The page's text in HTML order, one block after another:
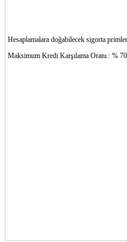
Hesaplamalara doğabilecek sigorta
Maksimum Kredi Karşılama Oranı : % 70